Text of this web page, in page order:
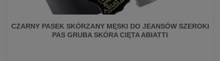
CZARNY PASEK SKÓRZANY MĘSKI DO JEANSÓW SZEROKI
PAS GRUBA SKÓRA CIĘTA ABIATTI